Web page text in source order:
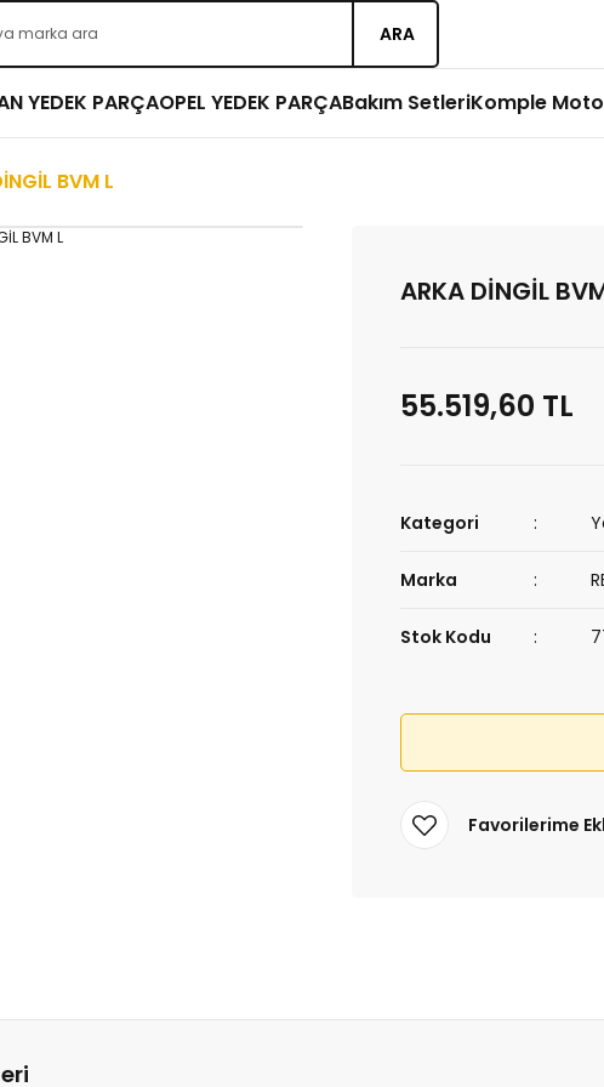
ARA
YEDEK PARÇAOPEL YEDEK PARÇABakım SetleriKomple
BVM L
ARKA DİNGİL
55.519,60 TL
Kategori
Marka
Stok Kodu